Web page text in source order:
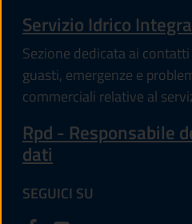
Servizio Idrico
Sezione dedicata ai
guasti, emergenze e
commerciali relative al
Rpd - Responsabile
dati
SEGUICI SU